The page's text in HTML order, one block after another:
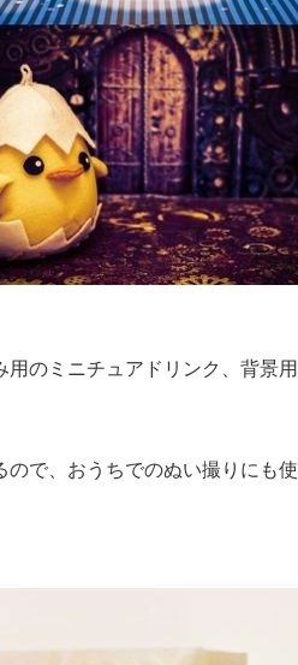
用のミニチュアドリンク、背景用
ので、おうちでのぬい撮りにも使